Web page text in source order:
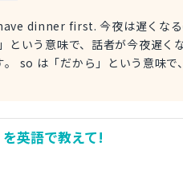
first. 今夜は遅くなるので
いう意味で、話者が今夜遅く
so は「だから」という意味
you can have dinner first and
、夕食は先に済ませて、私を
英語で教えて!